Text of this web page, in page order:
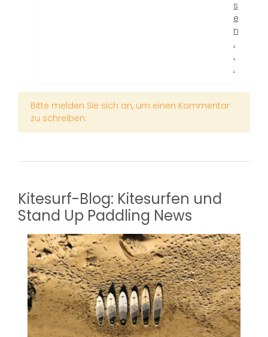
s
e
n
.
.
.
xBitte melden Sie sich an, um einen Kommentar
zu schreiben.
Kitesurf-Blog: Kitesurfen und
Stand Up Paddling News